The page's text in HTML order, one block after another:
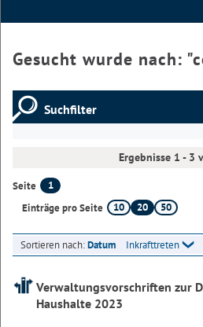
Gesucht wurde nach: "
Suchfilter
Ergebnisse 1 - 3
Seite
1
Einträge pro Seite
10 20 50
Sortieren nach:Datum Inkrafttreten
Verwaltungsvorschriften zur
Haushalte 2023